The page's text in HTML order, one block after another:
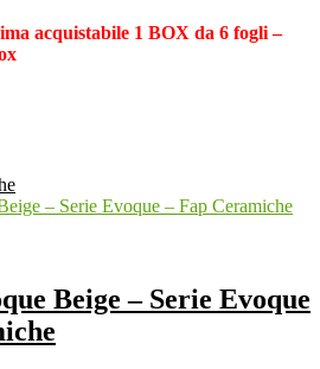
acquistabile 1 BOX da 6 fogli –
Beige – Serie Evoque